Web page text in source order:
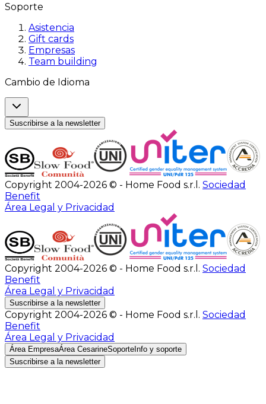
Soporte
Asistencia
Gift cards
Empresas
Team building
Cambio de Idioma
Suscribirse a la newsletter
Copyright 2004-2026 © - Home Food s.r.l. Sociedad
Benefit
Área Legal y Privacidad
Copyright 2004-2026 © - Home Food s.r.l. Sociedad
Benefit
Área Legal y Privacidad
Suscribirse a la newsletter
Copyright 2004-2026 © - Home Food s.r.l. Sociedad
Benefit
Área Legal y Privacidad
Área EmpresaÁrea CesarineSoporte Info y soporte
Suscribirse a la newsletter